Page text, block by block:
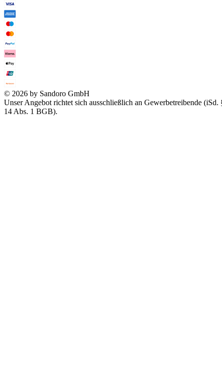
© 2026 by Sandoro GmbH
Unser Angebot richtet sich ausschließlich an Gewerbetreibende (iSd.
14 Abs. 1 BGB).